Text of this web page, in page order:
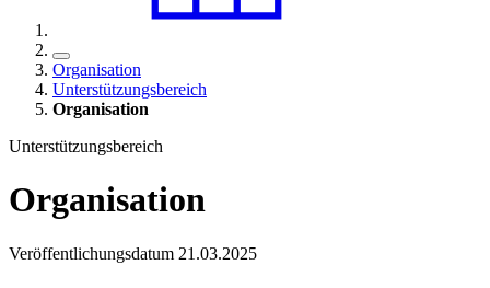
Organisation
Unterstützungsbereich
Organisation
Unterstützungsbereich
Organisation
Veröffentlichungsdatum 21.03.2025